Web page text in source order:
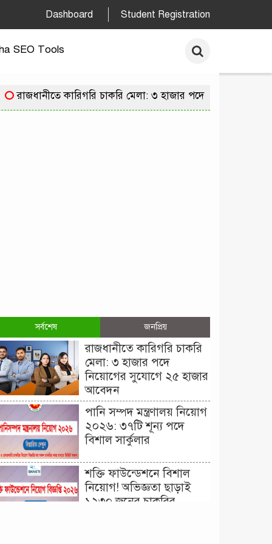
Dashboard Student Registration
SEO Tools
রাজধানীতে কারিগরি চাকরি মেলা: ৩ হাজার পদে নিয়োগের সুযোগে
সর্বশেষ জনপ্রিয়
রাজধানীতে কারিগরি চাকরি
মেলা: ৩ হাজার পদে
নিয়োগের সুযোগে ২৫ হাজার
আবেদন
পানি সম্পদ মন্ত্রণালয় নিয়োগ
২০২৬: ৩৭টি শূন্য পদে
বিশাল সার্কুলার
শক্তি ফাউন্ডেশনে বিশাল
নিয়োগ! অভিজ্ঞতা ছাড়াই
১২৩০ জনের চাকরির